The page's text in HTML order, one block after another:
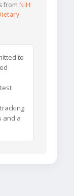
from NIH
to
and a